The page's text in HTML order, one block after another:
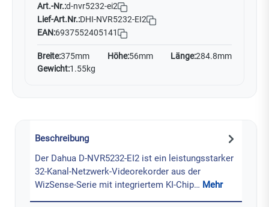
Art.-Nr.:d-nvr5232-ei2
Lief-Art.Nr.:DHI-NVR5232-EI2
EAN:6937552405141
Breite:375mm Höhe:56mm Länge:284.8mm
Gewicht:1.55kg
Beschreibung
Der Dahua D-NVR5232-EI2 ist ein leistungsstarker
32-Kanal-Netzwerk-Videorekorder aus der
WizSense-Serie mit integriertem KI-Chip… Mehr